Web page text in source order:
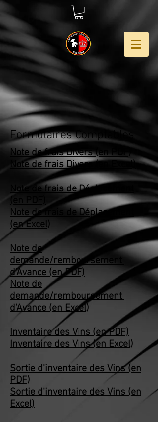
Formulaires Comptables
Note de frais Divers (en PDF)
Note de frais Divers (en Excel)
Note de frais de Déplacement
(en PDF)
Note de frais de Déplacement
(en Excel)
Note de
demande/remboursement
d'Avance (en PDF)
Note de
demande/remboursement
d'Avance (en Excel)
Inventaire des Vins (en PDF)
Inventaire des Vins (en Excel)
Sortie d'inventaire des Vins (en
PDF)
Sortie d'inventaire des Vins (en
Excel)